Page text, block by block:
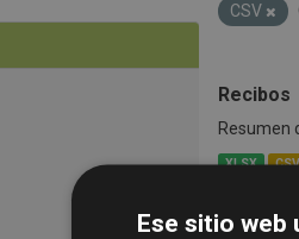
CSV
Recibos
Resumen
XLSX
Ese sitio web